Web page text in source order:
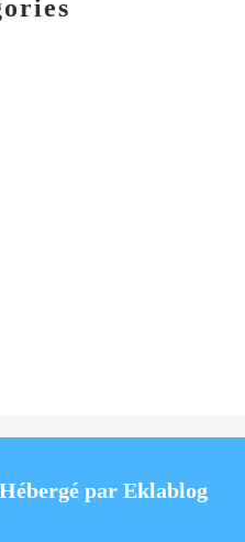
par Eklablog